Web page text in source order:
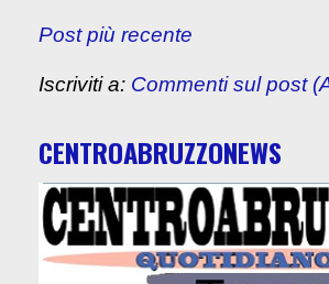
Post più recente
Iscriviti a: Commenti sul post
CENTROABRUZZONEWS